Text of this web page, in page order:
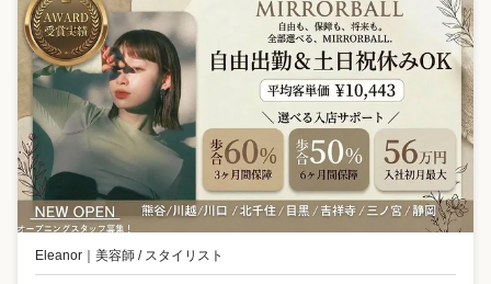
Eleanor 美容師 / スタイリスト